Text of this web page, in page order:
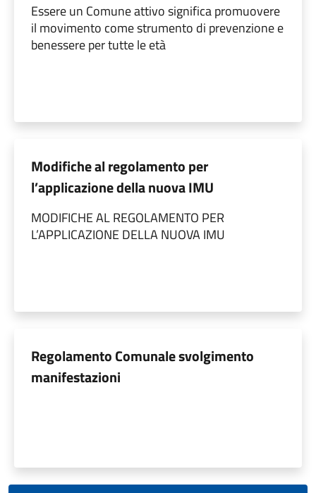
Essere un Comune attivo significa promuovere
il movimento come strumento di prevenzione e
benessere per tutte le età
Modifiche al regolamento per
l’applicazione della nuova IMU
MODIFICHE AL REGOLAMENTO PER
L’APPLICAZIONE DELLA NUOVA IMU
Regolamento Comunale svolgimento
manifestazioni